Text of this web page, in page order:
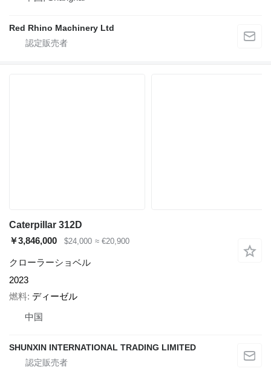
Red Rhino Machinery Ltd
Caterpillar 312D
￥3,846,000
$24,000 ≈ €20,900
クローラーショベル
2023
燃料 ディーゼル
中国
SHUNXIN INTERNATIONAL TRADING LIMITED